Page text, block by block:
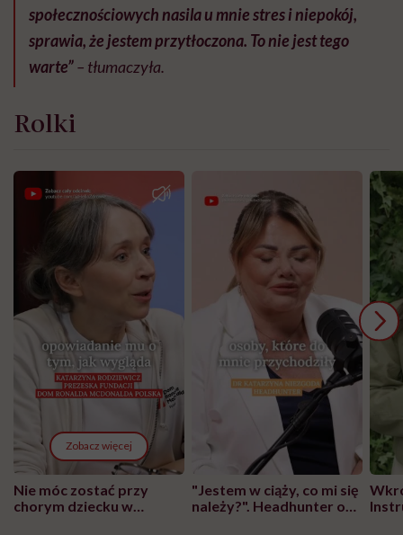
społecznościowych nasila u mnie stres i niepokój,
sprawia, że jestem przytłoczona. To nie jest tego
warte”– tłumaczyła.
Rolki
Zobacz więcej
Nie móc zostać przy
chorym dziecku w
"Jestem w ciąży, co mi się
należy?". Headhunter o